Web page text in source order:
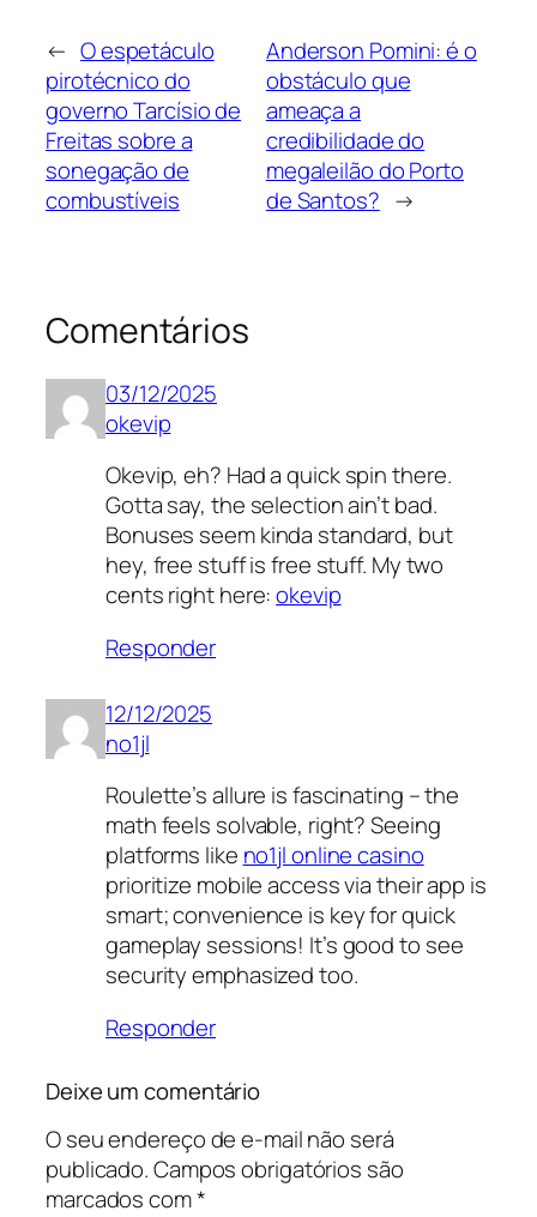
← O espetáculo
pirotécnico do
governo Tarcísio de
Freitas sobre a
sonegação de
combustíveis
Anderson Pomini: é o
obstáculo que
ameaça a
credibilidade do
megaleilão do Porto
de Santos? →
Comentários
03/12/2025
okevip
Okevip, eh? Had a quick spin there.
Gotta say, the selection ain’t bad.
Bonuses seem kinda standard, but
hey, free stuff is free stuff. My two
cents right here:okevip
Responder
12/12/2025
no1jl
Roulette’s allure is fascinating – the
math feels solvable, right? Seeing
platforms like no1jl online casino
prioritize mobile access via their app is
smart; convenience is key for quick
gameplay sessions! It’s good to see
security emphasized too.
Responder
Deixe um comentário
O seu endereço de e-mail não será
publicado.Campos obrigatórios são
marcados com*